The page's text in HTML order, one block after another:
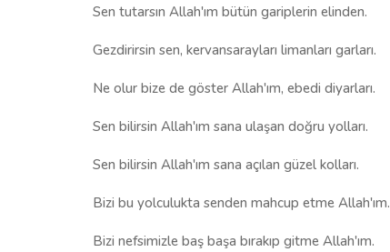
Sen tutarsın Allah'ım bütün gariplerin elinden.
Gezdirirsin sen, kervansarayları limanları garları.
Ne olur bize de göster Allah'ım, ebedi diyarları.
Sen bilirsin Allah'ım sana ulaşan doğru yolları.
Sen bilirsin Allah'ım sana açılan güzel kolları.
Bizi bu yolculukta senden mahcup etme Allah'ım.
Bizi nefsimizle baş başa bırakıp gitme Allah'ım.